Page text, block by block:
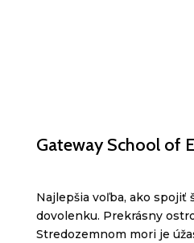
Gateway School of
Najlepšia voľba, ako spojiť
dovolenku. Prekrásny
Stredozemnom mori je